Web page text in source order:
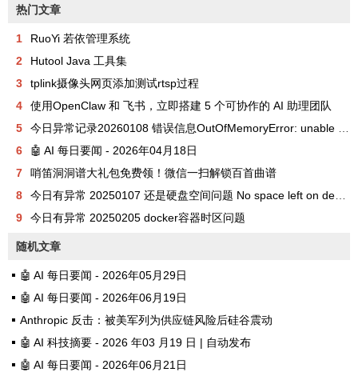
热门文章
1
RuoYi 若依管理系统
2
Hutool Java 工具集
3
tplink摄像头网页添加测试rtsp过程
4
使用OpenClaw 和 飞书，立即搭建 5 个可协作的 AI 助理团队
5
今日异常记录20260108 错误信息OutOfMemoryError: unable to create new native thread
6
🤖 AI 每日要闻 - 2026年04月18日
7
哨笛洞洞谱大礼包免费领！微信一扫解锁百首曲谱
8
今日有异常 20250107 还是硬盘空间问题 No space left on device
9
今日有异常 20250205 docker容器时区问题
随机文章
🤖 AI 每日要闻 - 2026年05月29日
🤖 AI 每日要闻 - 2026年06月19日
Anthropic 反击：被美军列为供应链风险后硅谷震动
🤖 AI 科技摘要 - 2026 年03 月19 日 | 自动发布
🤖 AI 每日要闻 - 2026年06月21日